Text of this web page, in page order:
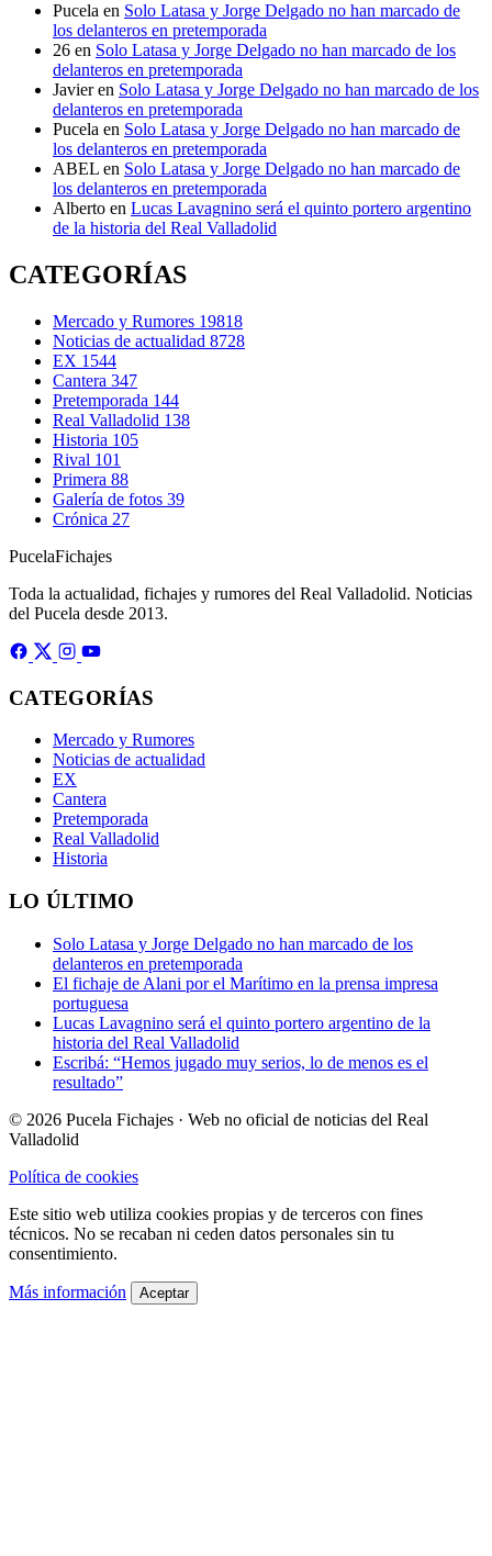
Pucela en Solo Latasa y Jorge Delgado no han marcado de
los delanteros en pretemporada
26 en Solo Latasa y Jorge Delgado no han marcado de los
delanteros en pretemporada
Javier en Solo Latasa y Jorge Delgado no han marcado de los
delanteros en pretemporada
Pucela en Solo Latasa y Jorge Delgado no han marcado de
los delanteros en pretemporada
ABEL en Solo Latasa y Jorge Delgado no han marcado de
los delanteros en pretemporada
Alberto en Lucas Lavagnino será el quinto portero argentino
de la historia del Real Valladolid
CATEGORÍAS
Mercado y Rumores 19818
Noticias de actualidad 8728
EX 1544
Cantera 347
Pretemporada 144
Real Valladolid 138
Historia 105
Rival 101
Primera 88
Galería de fotos 39
Crónica 27
PucelaFichajes
Toda la actualidad, fichajes y rumores del Real Valladolid. Noticias
del Pucela desde 2013.
CATEGORÍAS
Mercado y Rumores
Noticias de actualidad
EX
Cantera
Pretemporada
Real Valladolid
Historia
LO ÚLTIMO
Solo Latasa y Jorge Delgado no han marcado de los
delanteros en pretemporada
El fichaje de Alani por el Marítimo en la prensa impresa
portuguesa
Lucas Lavagnino será el quinto portero argentino de la
historia del Real Valladolid
Escribá: “Hemos jugado muy serios, lo de menos es el
resultado”
© 2026 Pucela Fichajes · Web no oficial de noticias del Real
Valladolid
Política de cookies
Este sitio web utiliza cookies propias y de terceros con fines
técnicos. No se recaban ni ceden datos personales sin tu
consentimiento.
Más información Aceptar